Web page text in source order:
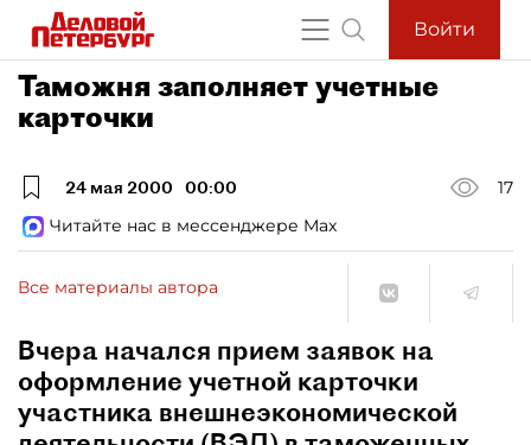
Войти
Таможня заполняет учетные
карточки
24 мая 2000 00:00
17
Читайте нас в мессенджере Max
Все материалы автора
Вчера начался прием заявок на
оформление учетной карточки
участника внешнеэкономической